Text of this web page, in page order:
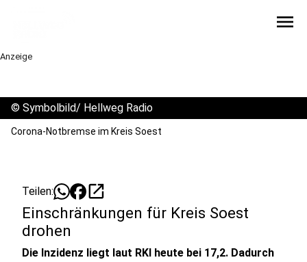
menu
Anzeige
© Symbolbild/ Hellweg Radio
Corona-Notbremse im Kreis Soest
Teilen: open_in_new
Einschränkungen für Kreis Soest
drohen
Die Inzidenz liegt laut RKI heute bei 17,2. Dadurch